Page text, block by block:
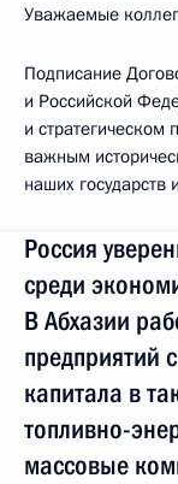
Уважаемые
Подписание
и Российской
и стратегическом
важным
наших государств
Россия
среди
В Абхазии
предприятий
капитала в
топливно-
массовые